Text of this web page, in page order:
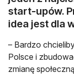
start-upów.
idea jest dla
– Bardzo
Polsce i
zmianę